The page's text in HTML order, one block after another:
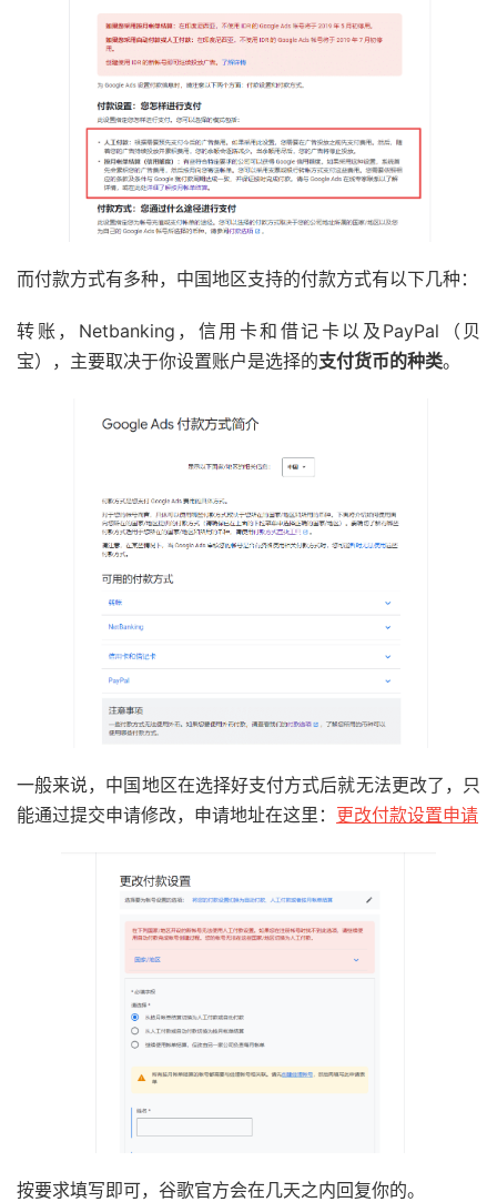
而付款方式有多种，中国地区支持的付款方式有以下几种：
转账，Netbanking，信用卡和借记卡以及PayPal（贝
宝），主要取决于你设置账户是选择的支付货币的种类。
一般来说，中国地区在选择好支付方式后就无法更改了，只
能通过提交申请修改，申请地址在这里： 更改付款设置申请
按要求填写即可，谷歌官方会在几天之内回复你的。